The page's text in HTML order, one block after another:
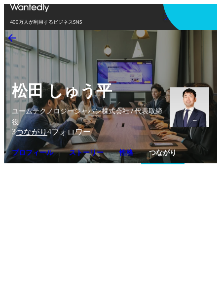
400万人が利用するビジネスSNS
アプリを使う
松田 しゅう平
ユームテクノロジージャパン株式会社 / 代表取締
役
3つながり4フォロワー
プロフィール ストーリー 性格 つながり